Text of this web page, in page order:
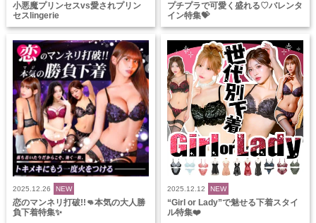
小悪魔プリンセスvs愛されプリン
セスlingerie
プチプラで可愛く盛れる♡バレンタ
イン特集💝
2025.12.26 NEW
恋のマンネリ打破!!👊本気の大人勝
負下着特集✨
2025.12.12 NEW
“Girl or Lady”で魅せる下着スタイ
ル特集❤️